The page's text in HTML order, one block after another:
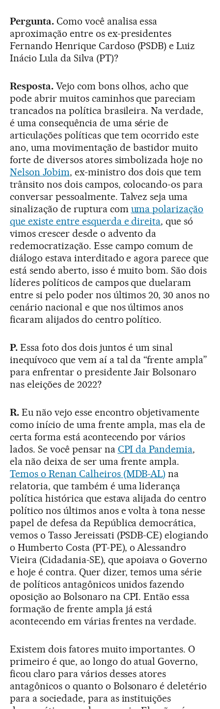
Pergunta.Como você analisa essa
aproximação entre os ex-presidentes
Fernando Henrique Cardoso (PSDB) e Luiz
Inácio Lula da Silva (PT)?
Resposta.Vejo com bons olhos, acho que
pode abrir muitos caminhos que pareciam
trancados na política brasileira. Na verdade,
é uma consequência de uma série de
articulações políticas que tem ocorrido este
ano, uma movimentação de bastidor muito
forte de diversos atores simbolizada hoje no
Nelson Jobim, ex-ministro dos dois que tem
trânsito nos dois campos, colocando-os para
conversar pessoalmente. Talvez seja uma
sinalização de ruptura com uma polarização
que existe entre esquerda e direita, que só
vimos crescer desde o advento da
redemocratização. Esse campo comum de
diálogo estava interditado e agora parece que
está sendo aberto, isso é muito bom. São dois
líderes políticos de campos que duelaram
entre si pelo poder nos últimos 20, 30 anos no
cenário nacional e que nos últimos anos
ficaram alijados do centro político.
P.Essa foto dos dois juntos é um sinal
inequívoco que vem aí a tal da “frente ampla”
para enfrentar o presidente Jair Bolsonaro
nas eleições de 2022?
R.Eu não vejo esse encontro objetivamente
como início de uma frente ampla, mas ela de
certa forma está acontecendo por vários
lados. Se você pensar na CPI da Pandemia,
ela não deixa de ser uma frente ampla.
Temos o Renan Calheiros (MDB-AL) na
relatoria, que também é uma liderança
política histórica que estava alijada do centro
político nos últimos anos e volta à tona nesse
papel de defesa da República democrática,
vemos o Tasso Jereissati (PSDB-CE) elogiando
o Humberto Costa (PT-PE), o Alessandro
Vieira (Cidadania-SE), que apoiava o Governo
e hoje é contra. Quer dizer, temos uma série
de políticos antagônicos unidos fazendo
oposição ao Bolsonaro na CPI. Então essa
formação de frente ampla já está
acontecendo em várias frentes na verdade.
Existem dois fatores muito importantes. O
primeiro é que, ao longo do atual Governo,
ficou claro para vários desses atores
antagônicos o quanto o Bolsonaro é deletério
para a sociedade, para as instituições